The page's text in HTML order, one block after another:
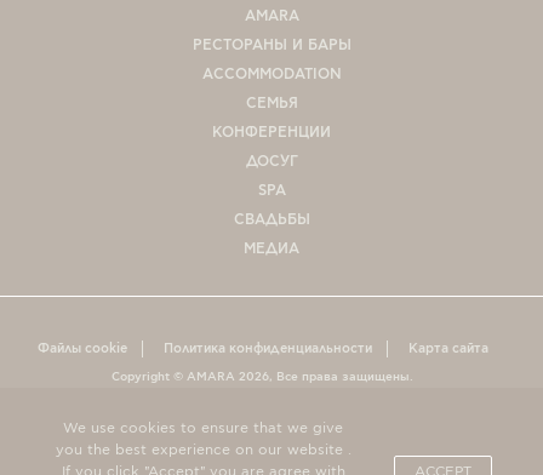
AMARA
РЕСТОРАНЫ И БАРЫ
ACCOMMODATION
СЕМЬЯ
КОНФЕРЕНЦИИ
ДОСУГ
SPA
СВАДЬБЫ
МЕДИА
Файлы cookie Политика конфиденциальности Карта сайта
Copyright © AMARA 2026, Все права защищены.
СВЯЗАТЬСЯ С НАМИ
We use cookies to ensure that we give
you the best experience on our website .